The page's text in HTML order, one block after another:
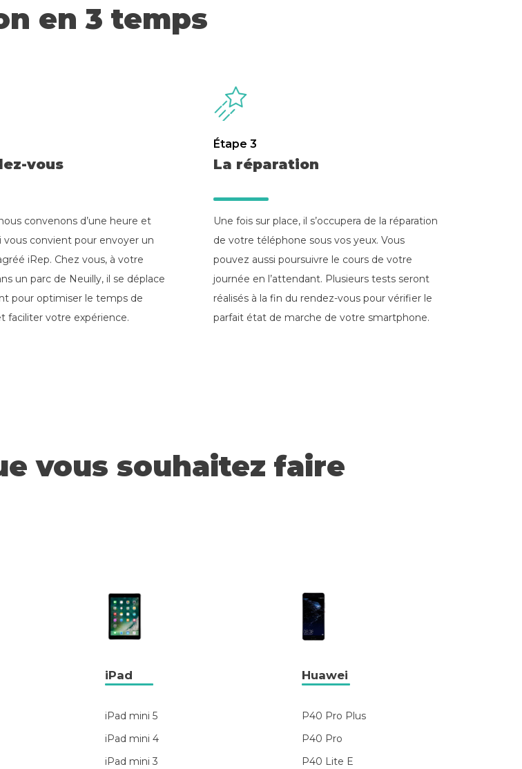
en 3 temps
vous
convenons d’une heure et
vous convient pour envoyer un
iRep. Chez vous, à votre
un parc de Neuilly, il se déplace
pour optimiser le temps de
faciliter votre expérience.
Étape 3
La réparation
Une fois sur place, il s’occupera de la réparation
de votre téléphone sous vos yeux. Vous
pouvez aussi poursuivre le cours de votre
journée en l’attendant. Plusieurs tests seront
réalisés à la fin du rendez-vous pour vérifier le
parfait état de marche de votre smartphone.
vous souhaitez faire
iPad
iPad mini 5
iPad mini 4
iPad mini 3
Huawei
P40 Pro Plus
P40 Pro
P40 Lite E